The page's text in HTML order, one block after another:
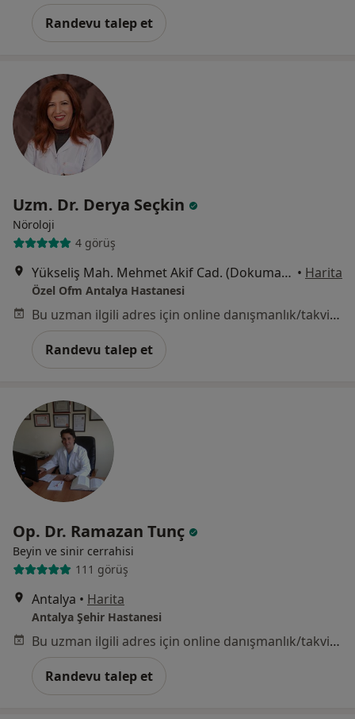
Randevu talep et
Uzm. Dr. Derya Seçkin
Nöroloji
4 görüş
Yükseliş Mah. Mehmet Akif Cad. (Dokuma Cumartesi Pazarı Karşısı) No:96 Kepez / ANTALYA, Antalya • Harita
Özel Ofm Antalya Hastanesi
Bu uzman ilgili adres için online danışmanlık/takvim sunmuyor.
Randevu talep et
Op. Dr. Ramazan Tunç
Beyin ve sinir cerrahisi
111 görüş
Antalya • Harita
Antalya Şehir Hastanesi
Bu uzman ilgili adres için online danışmanlık/takvim sunmuyor.
Randevu talep et